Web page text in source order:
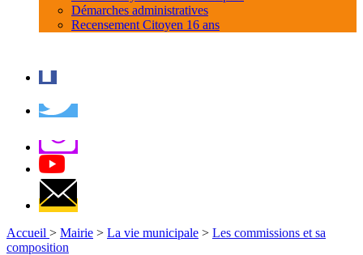
Démarches administratives
Recensement Citoyen 16 ans
Accueil > Mairie > La vie municipale > Les commissions et sa
composition